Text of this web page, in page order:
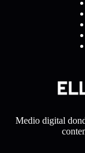
Medio digital